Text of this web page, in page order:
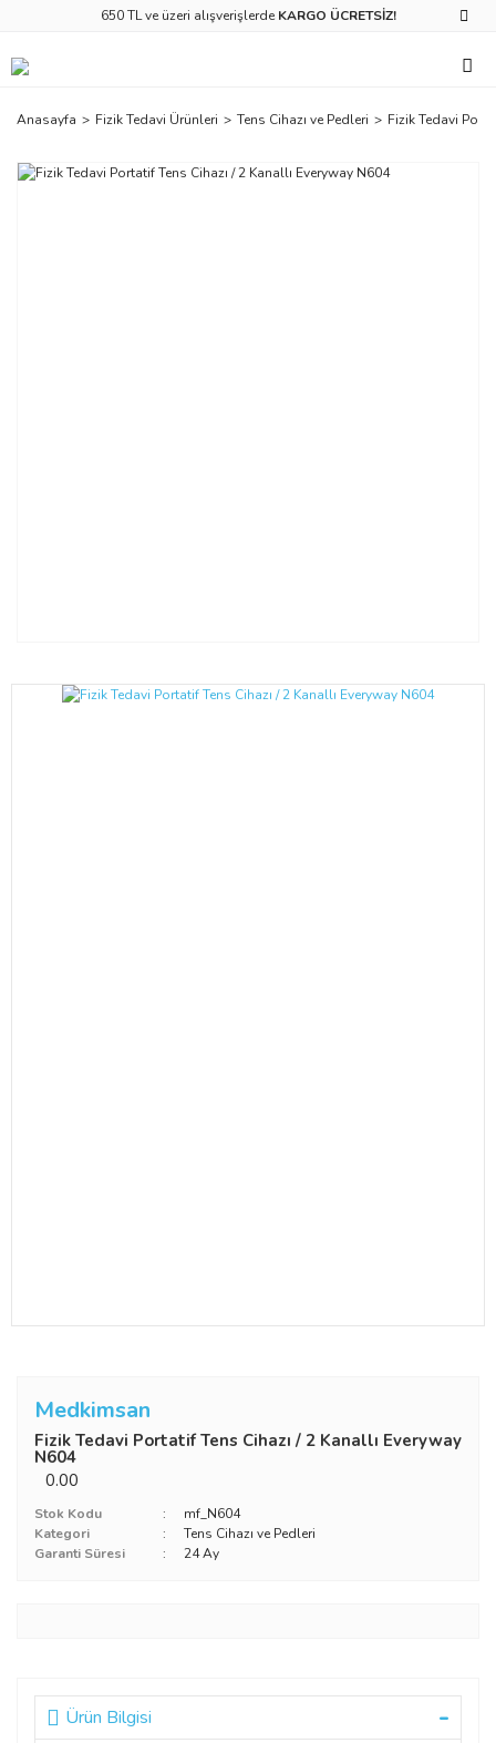
650 TL ve üzeri alışverişlerde KARGO ÜCRETSİZ!
Anasayfa Fizik Tedavi Ürünleri Tens Cihazı ve Pedleri Fizik Tedavi
Medkimsan
Fizik Tedavi Portatif Tens Cihazı / 2 Kanallı Everyway
N604
0.00
Stok Kodu
mf_N604
Kategori
Tens Cihazı ve Pedleri
Garanti Süresi
24 Ay
Ürün Bilgisi